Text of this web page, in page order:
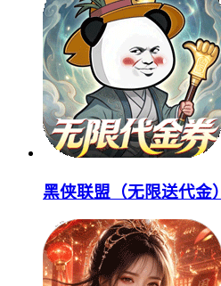
黑侠联盟（无限送代金）